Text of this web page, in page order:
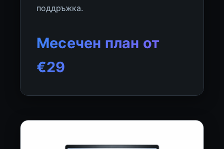
поддръжка.
Месечен план от
€29